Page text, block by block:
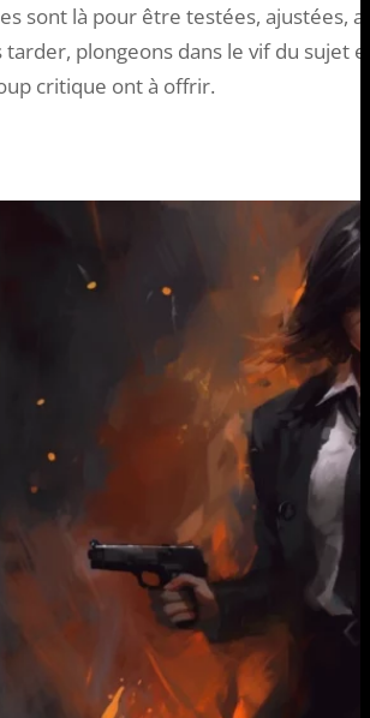
sont là pour être testées, ajustées,
tarder, plongeons dans le vif du sujet
critique ont à offrir.